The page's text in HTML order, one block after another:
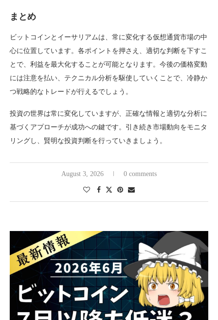
まとめ
ビットコインとイーサリアムは、常に変化する仮想通貨市場の中
心に位置しています。各ポイントを押さえ、適切な判断を下すこ
とで、利益を最大化することが可能となります。今後の価格変動
には注意を払い、テクニカル分析を駆使していくことで、冷静か
つ戦略的なトレードが行えるでしょう。
投資の世界は常に変化していますが、正確な情報と適切な分析に
基づくアプローチが成功への鍵です。引き続き市場動向をモニタ
リングし、賢明な投資判断を行っていきましょう。
August 3, 2026 0 comments